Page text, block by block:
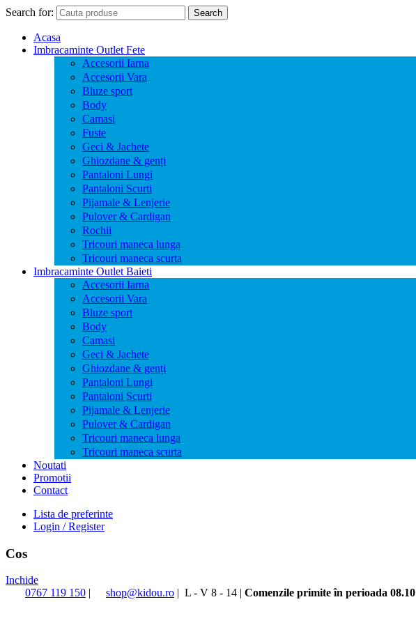
Search for: Search
Acasa
Imbracaminte Outlet Fete
Accesorii Iarna
Accesorii Vara
Bluze sport
Body
Camasi
Fuste
Geci & Jachete
Ghiozdane & genți
Pantaloni Lungi
Pantaloni Scurti
Pijamale & Lenjerie
Pulover & Cardigan
Rochii
Tricouri maneca lunga
Tricouri maneca scurta
Imbracaminte Outlet Baieti
Accesorii Iarna
Accesorii Vara
Bluze sport
Body
Camasi
Geci & Jachete
Ghiozdane & genți
Pantaloni Lungi
Pantaloni Scurti
Pijamale & Lenjerie
Pulover & Cardigan
Tricouri maneca lunga
Tricouri maneca scurta
Noutati
Promotii
Contact
Lista de preferinte
Login / Register
Cos
Inchide
0767 119 150 | shop@kidou.ro | L - V 8 - 14 | Comenzile primite în perioada